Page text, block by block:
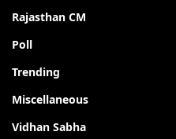
Rajasthan CM
Poll
Trending
Miscellaneous
Vidhan Sabha